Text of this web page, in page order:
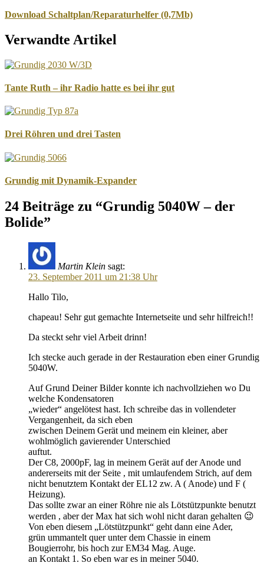
Download Schaltplan/Reparaturhelfer (0,7Mb)
Verwandte Artikel
Tante Ruth – ihr Radio hatte es bei ihr gut
Drei Röhren und drei Tasten
Grundig mit Dynamik-Expander
24 Beiträge zu “Grundig 5040W – der
Bolide”
Martin Klein sagt:
23. September 2011 um 21:38 Uhr
Hallo Tilo,
chapeau! Sehr gut gemachte Internetseite und sehr hilfreich!!
Da steckt sehr viel Arbeit drinn!
Ich stecke auch gerade in der Restauration eben einer Grundig
5040W.
Auf Grund Deiner Bilder konnte ich nachvollziehen wo Du
welche Kondensatoren
„wieder“ angelötest hast. Ich schreibe das in vollendeter
Vergangenheit, da sich eben
zwischen Deinem Gerät und meinem ein kleiner, aber
wohlmöglich gavierender Unterschied
auftut.
Der C8, 2000pF, lag in meinem Gerät auf der Anode und
andererseits mit der Seite , mit umlaufendem Strich, auf dem
nicht benutztem Kontakt der EL12 zw. A ( Anode) und F (
Heizung).
Das sollte zwar an einer Röhre nie als Lötstützpunkte benutzt
werden , aber der Max hat sich wohl nicht daran gehalten 😉
Von eben diesem „Lötstützpunkt“ geht dann eine Ader,
grün ummantelt quer unter dem Chassie in einem
Bougierrohr, bis hoch zur EM34 Mag. Auge.
an Kontakt 1. So eben war es in meiner 5040.